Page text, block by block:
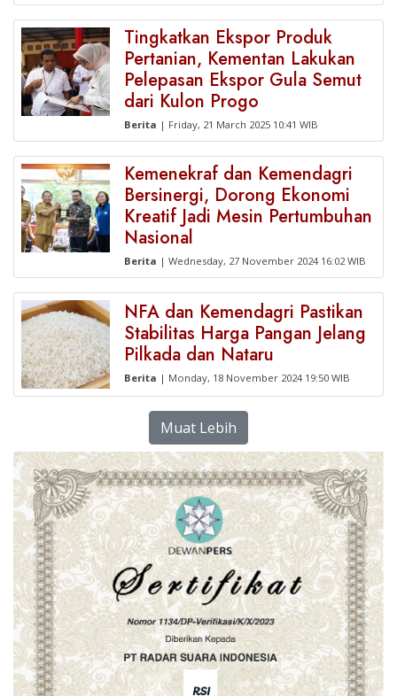
Tingkatkan Ekspor Produk
Pertanian, Kementan Lakukan
Pelepasan Ekspor Gula Semut
dari Kulon Progo
Berita | Friday, 21 March 2025 10:41 WIB
Kemenekraf dan Kemendagri
Bersinergi, Dorong Ekonomi
Kreatif Jadi Mesin Pertumbuhan
Nasional
Berita | Wednesday, 27 November 2024 16:02 WIB
NFA dan Kemendagri Pastikan
Stabilitas Harga Pangan Jelang
Pilkada dan Nataru
Berita | Monday, 18 November 2024 19:50 WIB
Muat Lebih